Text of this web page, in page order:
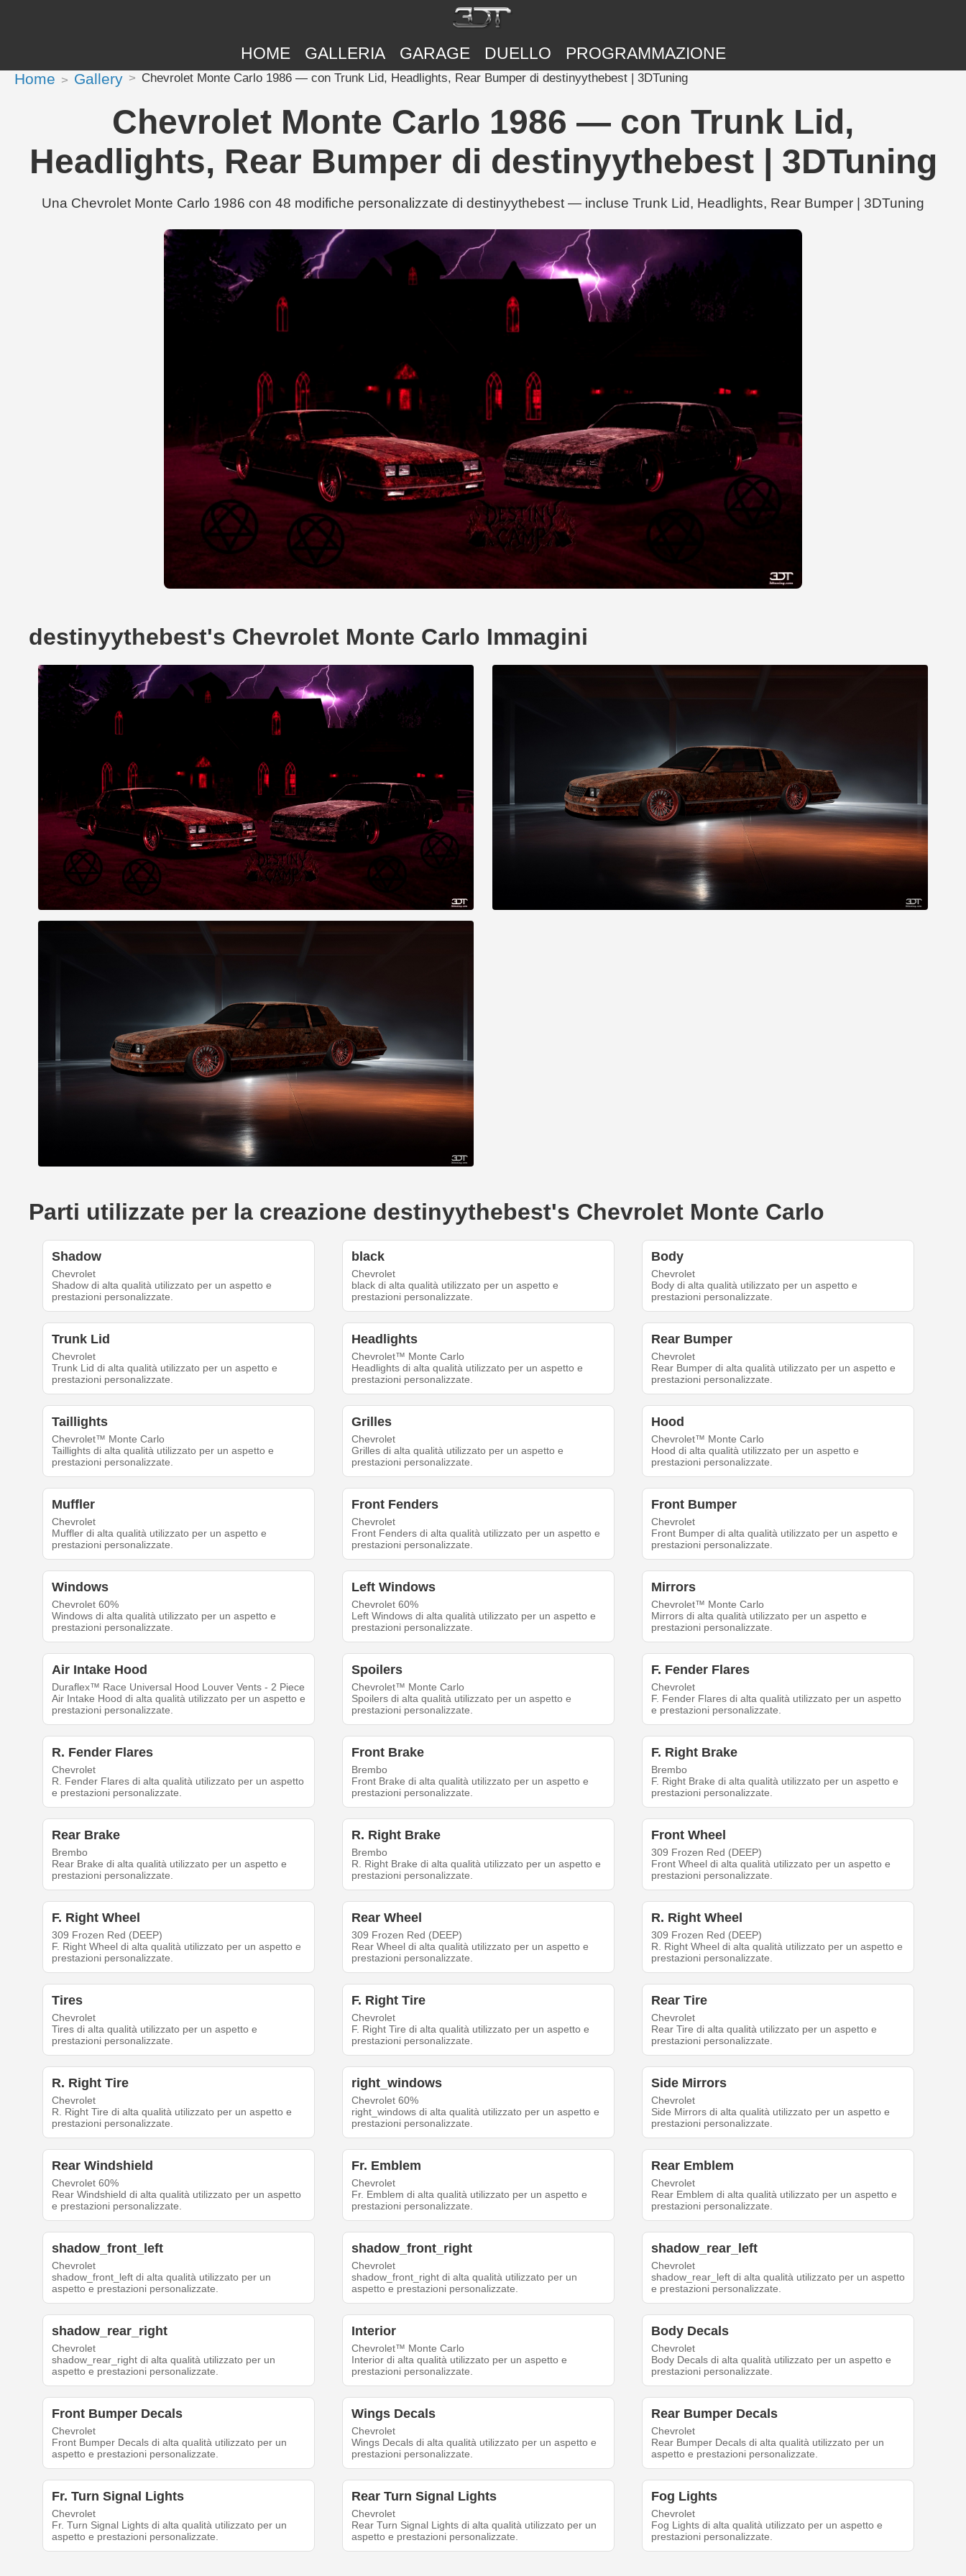
HOME GALLERIA GARAGE DUELLO PROGRAMMAZIONE
Home Gallery Chevrolet Monte Carlo 1986 — con Trunk Lid, Headlights, Rear Bumper di destinyythebest | 3DTuning
Chevrolet Monte Carlo 1986 — con Trunk Lid,
Headlights, Rear Bumper di destinyythebest | 3DTuning
Una Chevrolet Monte Carlo 1986 con 48 modifiche personalizzate di destinyythebest — incluse Trunk Lid, Headlights, Rear Bumper | 3DTuning
destinyythebest's Chevrolet Monte Carlo Immagini
Parti utilizzate per la creazione destinyythebest's Chevrolet Monte Carlo
Shadow
Chevrolet
Shadow di alta qualità utilizzato per un aspetto e
prestazioni personalizzate.
black
Chevrolet
black di alta qualità utilizzato per un aspetto e
prestazioni personalizzate.
Body
Chevrolet
Body di alta qualità utilizzato per un aspetto e
prestazioni personalizzate.
Trunk Lid
Chevrolet
Trunk Lid di alta qualità utilizzato per un aspetto e
prestazioni personalizzate.
Headlights
Chevrolet™ Monte Carlo
Headlights di alta qualità utilizzato per un aspetto e
prestazioni personalizzate.
Rear Bumper
Chevrolet
Rear Bumper di alta qualità utilizzato per un aspetto e
prestazioni personalizzate.
Taillights
Chevrolet™ Monte Carlo
Taillights di alta qualità utilizzato per un aspetto e
prestazioni personalizzate.
Grilles
Chevrolet
Grilles di alta qualità utilizzato per un aspetto e
prestazioni personalizzate.
Hood
Chevrolet™ Monte Carlo
Hood di alta qualità utilizzato per un aspetto e
prestazioni personalizzate.
Muffler
Chevrolet
Muffler di alta qualità utilizzato per un aspetto e
prestazioni personalizzate.
Front Fenders
Chevrolet
Front Fenders di alta qualità utilizzato per un aspetto e
prestazioni personalizzate.
Front Bumper
Chevrolet
Front Bumper di alta qualità utilizzato per un aspetto e
prestazioni personalizzate.
Windows
Chevrolet 60%
Windows di alta qualità utilizzato per un aspetto e
prestazioni personalizzate.
Left Windows
Chevrolet 60%
Left Windows di alta qualità utilizzato per un aspetto e
prestazioni personalizzate.
Mirrors
Chevrolet™ Monte Carlo
Mirrors di alta qualità utilizzato per un aspetto e
prestazioni personalizzate.
Air Intake Hood
Duraflex™ Race Universal Hood Louver Vents - 2 Piece
Air Intake Hood di alta qualità utilizzato per un aspetto e
prestazioni personalizzate.
Spoilers
Chevrolet™ Monte Carlo
Spoilers di alta qualità utilizzato per un aspetto e
prestazioni personalizzate.
F. Fender Flares
Chevrolet
F. Fender Flares di alta qualità utilizzato per un aspetto
e prestazioni personalizzate.
R. Fender Flares
Chevrolet
R. Fender Flares di alta qualità utilizzato per un aspetto
e prestazioni personalizzate.
Front Brake
Brembo
Front Brake di alta qualità utilizzato per un aspetto e
prestazioni personalizzate.
F. Right Brake
Brembo
F. Right Brake di alta qualità utilizzato per un aspetto e
prestazioni personalizzate.
Rear Brake
Brembo
Rear Brake di alta qualità utilizzato per un aspetto e
prestazioni personalizzate.
R. Right Brake
Brembo
R. Right Brake di alta qualità utilizzato per un aspetto e
prestazioni personalizzate.
Front Wheel
309 Frozen Red (DEEP)
Front Wheel di alta qualità utilizzato per un aspetto e
prestazioni personalizzate.
F. Right Wheel
309 Frozen Red (DEEP)
F. Right Wheel di alta qualità utilizzato per un aspetto e
prestazioni personalizzate.
Rear Wheel
309 Frozen Red (DEEP)
Rear Wheel di alta qualità utilizzato per un aspetto e
prestazioni personalizzate.
R. Right Wheel
309 Frozen Red (DEEP)
R. Right Wheel di alta qualità utilizzato per un aspetto e
prestazioni personalizzate.
Tires
Chevrolet
Tires di alta qualità utilizzato per un aspetto e
prestazioni personalizzate.
F. Right Tire
Chevrolet
F. Right Tire di alta qualità utilizzato per un aspetto e
prestazioni personalizzate.
Rear Tire
Chevrolet
Rear Tire di alta qualità utilizzato per un aspetto e
prestazioni personalizzate.
R. Right Tire
Chevrolet
R. Right Tire di alta qualità utilizzato per un aspetto e
prestazioni personalizzate.
right_windows
Chevrolet 60%
right_windows di alta qualità utilizzato per un aspetto e
prestazioni personalizzate.
Side Mirrors
Chevrolet
Side Mirrors di alta qualità utilizzato per un aspetto e
prestazioni personalizzate.
Rear Windshield
Chevrolet 60%
Rear Windshield di alta qualità utilizzato per un aspetto
e prestazioni personalizzate.
Fr. Emblem
Chevrolet
Fr. Emblem di alta qualità utilizzato per un aspetto e
prestazioni personalizzate.
Rear Emblem
Chevrolet
Rear Emblem di alta qualità utilizzato per un aspetto e
prestazioni personalizzate.
shadow_front_left
Chevrolet
shadow_front_left di alta qualità utilizzato per un
aspetto e prestazioni personalizzate.
shadow_front_right
Chevrolet
shadow_front_right di alta qualità utilizzato per un
aspetto e prestazioni personalizzate.
shadow_rear_left
Chevrolet
shadow_rear_left di alta qualità utilizzato per un aspetto
e prestazioni personalizzate.
shadow_rear_right
Chevrolet
shadow_rear_right di alta qualità utilizzato per un
aspetto e prestazioni personalizzate.
Interior
Chevrolet™ Monte Carlo
Interior di alta qualità utilizzato per un aspetto e
prestazioni personalizzate.
Body Decals
Chevrolet
Body Decals di alta qualità utilizzato per un aspetto e
prestazioni personalizzate.
Front Bumper Decals
Chevrolet
Front Bumper Decals di alta qualità utilizzato per un
aspetto e prestazioni personalizzate.
Wings Decals
Chevrolet
Wings Decals di alta qualità utilizzato per un aspetto e
prestazioni personalizzate.
Rear Bumper Decals
Chevrolet
Rear Bumper Decals di alta qualità utilizzato per un
aspetto e prestazioni personalizzate.
Fr. Turn Signal Lights
Chevrolet
Fr. Turn Signal Lights di alta qualità utilizzato per un
aspetto e prestazioni personalizzate.
Rear Turn Signal Lights
Chevrolet
Rear Turn Signal Lights di alta qualità utilizzato per un
aspetto e prestazioni personalizzate.
Fog Lights
Chevrolet
Fog Lights di alta qualità utilizzato per un aspetto e
prestazioni personalizzate.